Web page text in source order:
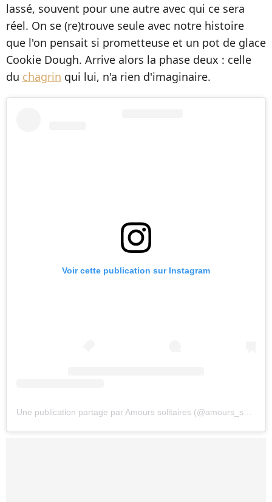
lassé, souvent pour une autre avec qui ce sera
réel. On se (re)trouve seule avec notre histoire
que l'on pensait si prometteuse et un pot de glace
Cookie Dough. Arrive alors la phase deux : celle
du chagrin qui lui, n'a rien d'imaginaire.
Voir cette publication sur Instagram
Une publication partage par Amours solitaires (@amours_solitaires)